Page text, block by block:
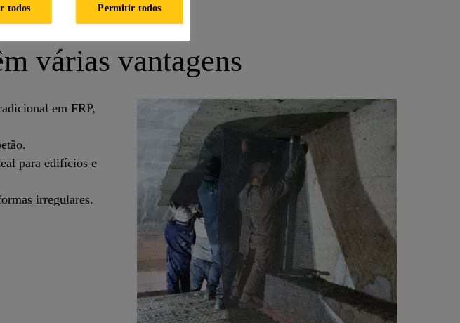
várias vantagens
em FRP,
para edifícios e
irregulares.
todos Permitir todos